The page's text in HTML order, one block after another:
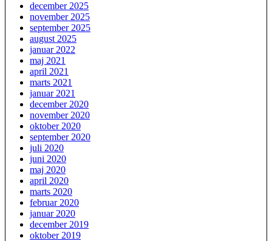
december 2025
november 2025
september 2025
august 2025
januar 2022
maj 2021
april 2021
marts 2021
januar 2021
december 2020
november 2020
oktober 2020
september 2020
juli 2020
juni 2020
maj 2020
april 2020
marts 2020
februar 2020
januar 2020
december 2019
oktober 2019